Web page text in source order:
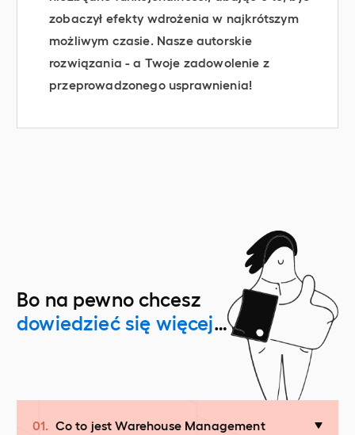
zobaczył efekty wdrożenia w najkrótszym
możliwym czasie. Nasze autorskie
rozwiązania - a Twoje zadowolenie z
przeprowadzonego usprawnienia!
Bo na pewno chcesz
dowiedzieć się więcej…
01. Co to jest Warehouse Management